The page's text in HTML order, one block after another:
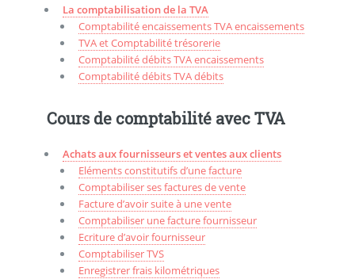
La comptabilisation de la TVA
Comptabilité encaissements TVA encaissements
TVA et Comptabilité trésorerie
Comptabilité débits TVA encaissements
Comptabilité débits TVA débits
Cours de comptabilité avec TVA
Achats aux fournisseurs et ventes aux clients
Eléments constitutifs d’une facture
Comptabiliser ses factures de vente
Facture d’avoir suite à une vente
Comptabiliser une facture fournisseur
Ecriture d’avoir fournisseur
Comptabiliser TVS
Enregistrer frais kilométriques